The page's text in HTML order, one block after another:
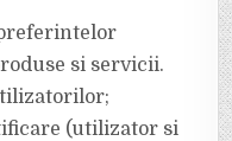
si servicii.
(utilizator si